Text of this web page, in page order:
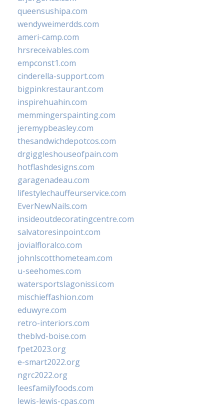
queensushipa.com
wendyweimerdds.com
ameri-camp.com
hrsreceivables.com
empconst1.com
cinderella-support.com
bigpinkrestaurant.com
inspirehuahin.com
memmingerspainting.com
jeremypbeasley.com
thesandwichdepotcos.com
drgiggleshouseofpain.com
hotflashdesigns.com
garagenadeau.com
lifestylechauffeurservice.com
EverNewNails.com
insideoutdecoratingcentre.com
salvatoresinpoint.com
jovialfloralco.com
johnlscotthometeam.com
u-seehomes.com
watersportslagonissi.com
mischieffashion.com
eduwyre.com
retro-interiors.com
theblvd-boise.com
fpet2023.org
e-smart2022.org
ngrc2022.org
leesfamilyfoods.com
lewis-lewis-cpas.com